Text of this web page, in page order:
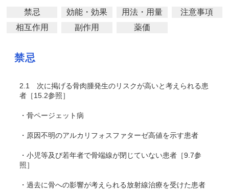
禁忌 効能・効果 用法・用量
注意事項
相互作用
副作用 薬価
禁忌
2.1
次に掲げる骨肉腫発生のリスクが高いと考えられる患
者［15.2参照］
・骨ページェット病
・原因不明のアルカリフォスファターゼ高値を示す患者
・小児等及び若年者で骨端線が閉じていない患者［9.7参
照］
・過去に骨への影響が考えられる放射線治療を受けた患者